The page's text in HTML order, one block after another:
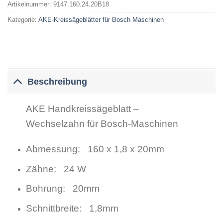
Artikelnummer: 9147.160.24.20B18
Kategorie: AKE-Kreissägeblätter für Bosch Maschinen
Beschreibung
AKE Handkreissägeblatt –
Wechselzahn für Bosch-Maschinen
Abmessung: 160 x 1,8 x 20mm
Zähne: 24 W
Bohrung: 20mm
Schnittbreite: 1,8mm